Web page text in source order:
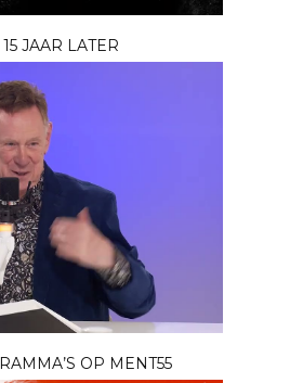
15 JAAR LATER
OP MENT55